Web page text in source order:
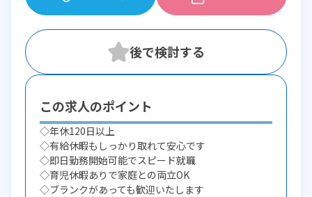
この求人のポイント
◇年休120日以上
◇有給休暇もしっかり取れて安心です
◇即日勤務開始可能でスピード就職
◇育児休暇ありで家庭との両立OK
◇ブランクがあっても歓迎いたします